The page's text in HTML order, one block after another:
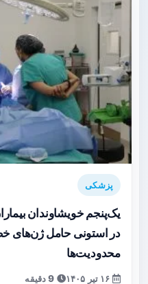
پزشکی
یک‌پنجم خویشاوندان
در استونی حامل ژن‌های
محدودیت‌ها